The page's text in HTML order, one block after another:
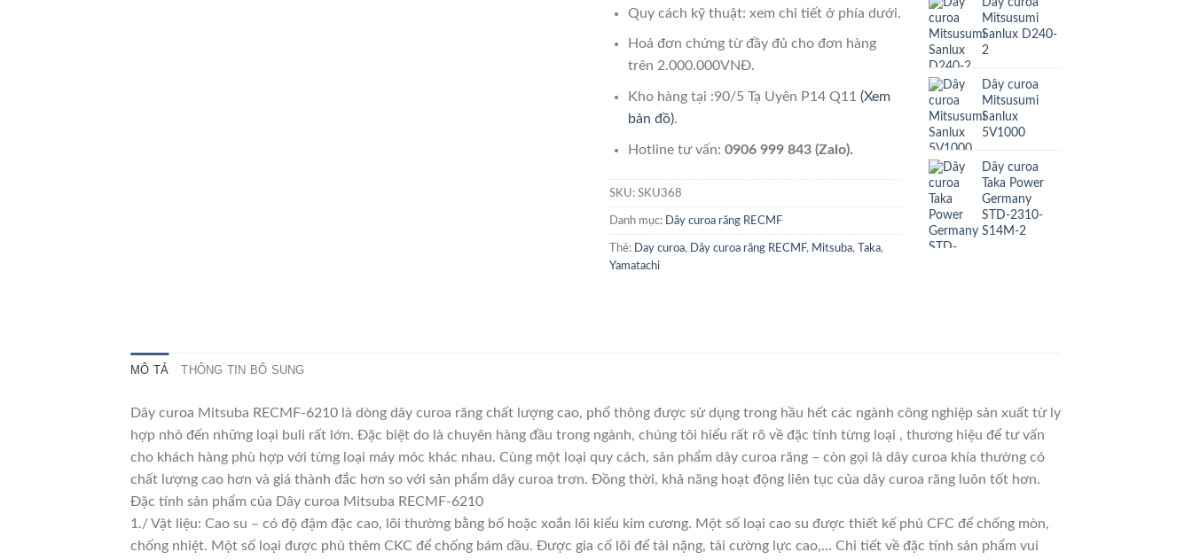
Quy cách kỹ thuật: xem chi tiết ở phía dưới.
Hoá đơn chứng từ đầy đủ cho đơn hàng
trên 2.000.000VNĐ.
Kho hàng tại :90/5 Tạ Uyên P14 Q11 (Xem
bản đồ).
Hotline tư vấn: 0906 999 843 (Zalo).
SKU: SKU368
Danh mục: Dây curoa răng RECMF
Thẻ: Day curoa, Dây curoa răng RECMF, Mitsuba, Taka,
Yamatachi
Mitsusumi
Sanlux D240-
2
Dây curoa
Mitsusumi
Sanlux
5V1000
Dây curoa
Taka Power
Germany
STD-2310-
S14M-2
MÔ TẢ THÔNG TIN BỔ SUNG
Dây curoa Mitsuba RECMF-6210 là dòng dây curoa răng chất lượng cao, phổ thông được sử dụng trong hầu hết các ngành công nghiệp sản xuất từ ly
hợp nhỏ đến những loại buli rất lớn. Đặc biệt do là chuyên hàng đầu trong ngành, chúng tôi hiểu rất rõ về đặc tính từng loại , thương hiệu để tư vấn
cho khách hàng phù hợp với từng loại máy móc khác nhau. Cùng một loại quy cách, sản phẩm dây curoa răng – còn gọi là dây curoa khía thường có
chất lượng cao hơn và giá thành đắc hơn so với sản phẩm dây curoa trơn. Đồng thời, khả năng hoạt động liên tục của dây curoa răng luôn tốt hơn.
Đặc tính sản phẩm của Dây curoa Mitsuba RECMF-6210
1./ Vật liệu: Cao su – có độ đậm đặc cao, lõi thường bằng bố hoặc xoắn lõi kiểu kim cương. Một số loại cao su được thiết kế phủ CFC để chống mòn,
chống nhiệt. Một số loại được phủ thêm CKC để chống bám dầu. Được gia cố lõi để tải nặng, tải cường lực cao,… Chi tiết về đặc tính sản phẩm vui